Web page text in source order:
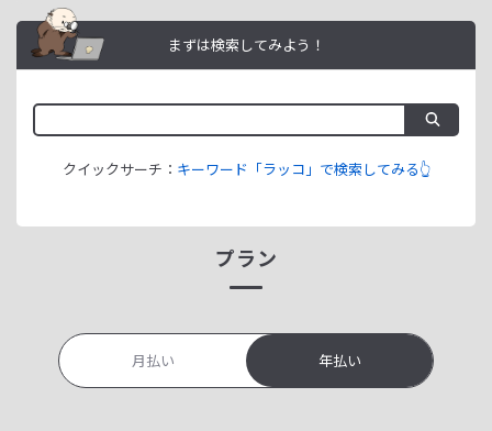
まずは検索してみよう！
クイックサーチ： キーワード「ラッコ」で検索してみる👆
プラン
月払い 年払い